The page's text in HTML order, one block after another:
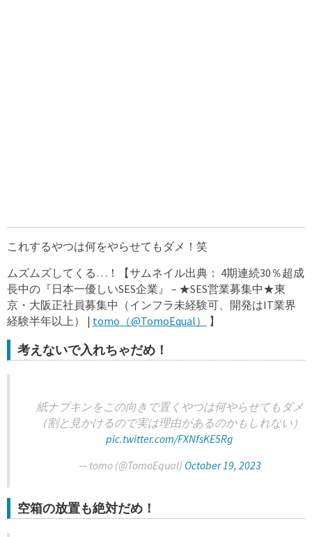
これするやつは何をやらせてもダメ！笑
ムズムズしてくる…！【サムネイル出典： 4期連続30％超成
長中の『日本一優しいSES企業』 – ★SES営業募集中★東
京・大阪正社員募集中（インフラ未経験可、開発はIT業界
経験半年以上） | tomo（@TomoEqual） 】
考えないで入れちゃだめ！
紙ナプキンをこの向きで置くやつは何やらせてもダメ
（割と見かけるので実は理由があるのかもしれない）
pic.twitter.com/FXNfsKE5Rg
— tomo (@TomoEqual) October 19, 2023
空箱の放置も絶対だめ！